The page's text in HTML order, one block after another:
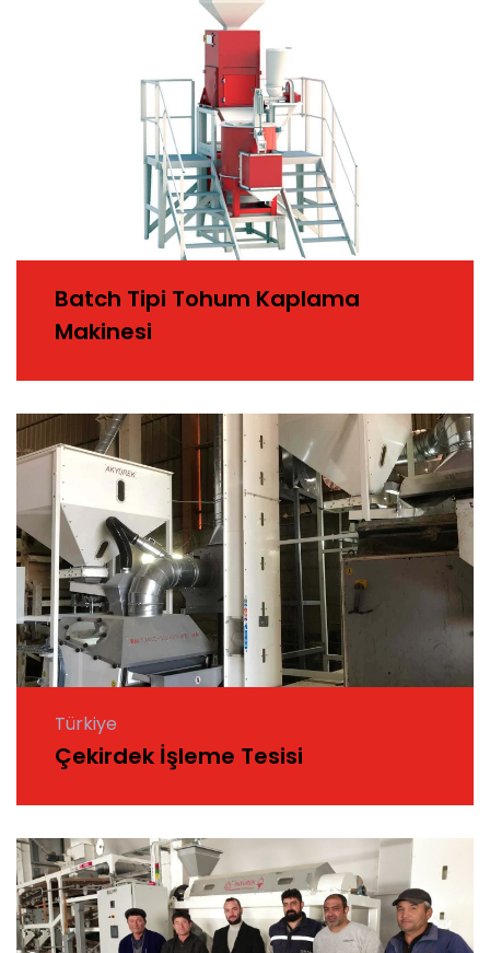
Batch Tipi Tohum Kaplama
Makinesi
Türkiye
Çekirdek İşleme Tesisi